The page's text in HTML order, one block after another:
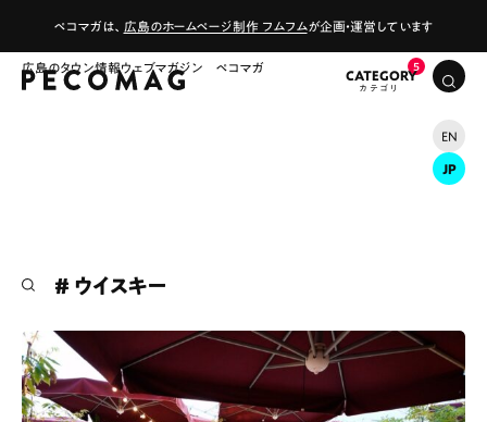
ペコマガは、 広島のホームページ制作 フムフムが企画・運営しています
広島のタウン情報ウェブマガジン ペコマガ
CATEGORY
EN
JP
# カフェ # ランチ
# 中区 # テイクアウト # パン # コーヒー
# 宮島
# ウイスキー